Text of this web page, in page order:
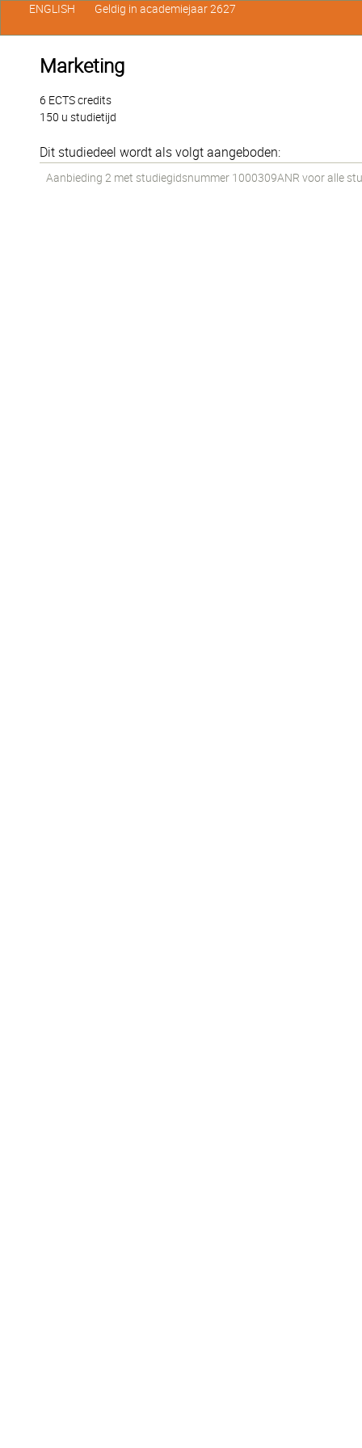
Marketing
6 ECTS credits
150 u studietijd
Dit studiedeel wordt als volgt aangeboden:
Aanbieding 2 met studiegidsnummer 1000309ANR voor alle
ENGLISH Geldig in academiejaar 2627